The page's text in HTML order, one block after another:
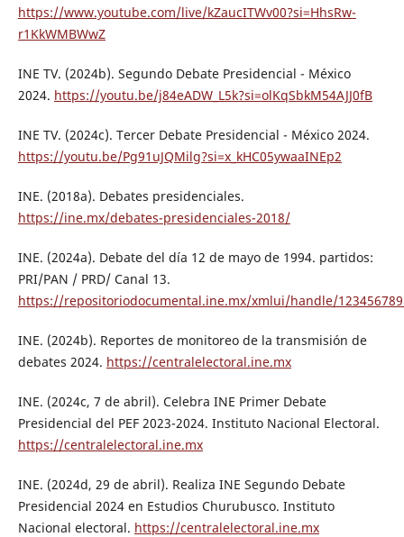
https://www.youtube.com/live/kZaucITWv00?si=HhsRw-
r1KkWMBWwZ
INE TV. (2024b). Segundo Debate Presidencial - México
2024. https://youtu.be/j84eADW_L5k?si=olKqSbkM54AJJ0fB
INE TV. (2024c). Tercer Debate Presidencial - México 2024.
https://youtu.be/Pg91uJQMilg?si=x_kHC05ywaaINEp2
INE. (2018a). Debates presidenciales.
https://ine.mx/debates-presidenciales-2018/
INE. (2024a). Debate del día 12 de mayo de 1994. partidos:
PRI/PAN / PRD/ Canal 13.
https://repositoriodocumental.ine.mx/xmlui/handle/
INE. (2024b). Reportes de monitoreo de la transmisión de
debates 2024. https://centralelectoral.ine.mx
INE. (2024c, 7 de abril). Celebra INE Primer Debate
Presidencial del PEF 2023-2024. Instituto Nacional Electoral.
https://centralelectoral.ine.mx
INE. (2024d, 29 de abril). Realiza INE Segundo Debate
Presidencial 2024 en Estudios Churubusco. Instituto
Nacional electoral. https://centralelectoral.ine.mx